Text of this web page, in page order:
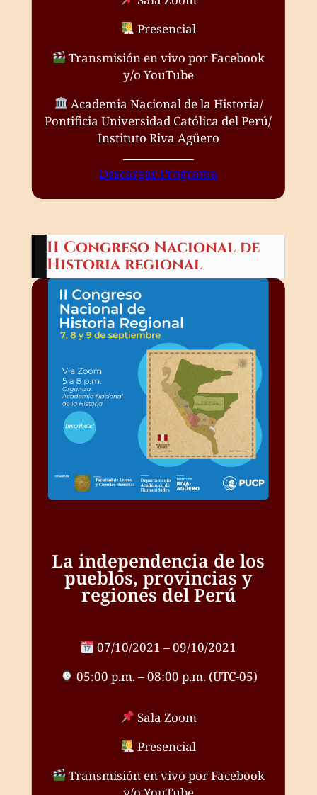
Presencial
Transmisión en vivo por Facebook
y/o YouTube
Academia Nacional de la Historia/
Pontificia Universidad Católica del Perú/
Instituto Riva Agüero
Descargar Programa
II Congreso Nacional de
Historia regional
La independencia de los
pueblos, provincias y
regiones del Perú
07/10/2021 – 09/10/2021
05:00 p.m. – 08:00 p.m. (UTC-05)
Sala Zoom
Presencial
Transmisión en vivo por Facebook